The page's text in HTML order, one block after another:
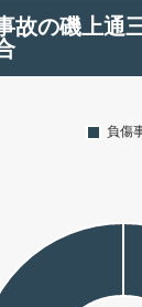
故の磯上通